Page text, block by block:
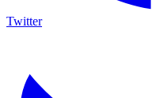
Twitter